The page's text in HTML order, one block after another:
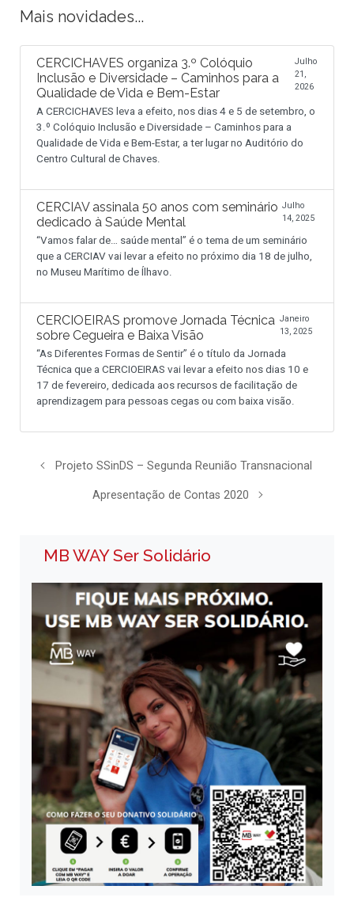
Mais novidades...
CERCICHAVES organiza 3.º Colóquio
Inclusão e Diversidade – Caminhos para a
Qualidade de Vida e Bem-Estar
Julho
21,
2026
A CERCICHAVES leva a efeito, nos dias 4 e 5 de setembro, o
3.º Colóquio Inclusão e Diversidade – Caminhos para a
Qualidade de Vida e Bem-Estar, a ter lugar no Auditório do
Centro Cultural de Chaves.
CERCIAV assinala 50 anos com seminário
dedicado à Saúde Mental
Julho
14, 2025
“Vamos falar de… saúde mental” é o tema de um seminário
que a CERCIAV vai levar a efeito no próximo dia 18 de julho,
no Museu Marítimo de Ílhavo.
CERCIOEIRAS promove Jornada Técnica
sobre Cegueira e Baixa Visão
Janeiro
13, 2025
“As Diferentes Formas de Sentir” é o título da Jornada
Técnica que a CERCIOEIRAS vai levar a efeito nos dias 10 e
17 de fevereiro, dedicada aos recursos de facilitação de
aprendizagem para pessoas cegas ou com baixa visão.
Projeto SSinDS – Segunda Reunião Transnacional
Apresentação de Contas 2020
MB WAY Ser Solidário